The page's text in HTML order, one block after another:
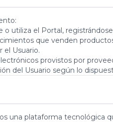
o utiliza el Portal,
que venden
el Usuario.
provistos por
del Usuario según lo
una plataforma tecnológica